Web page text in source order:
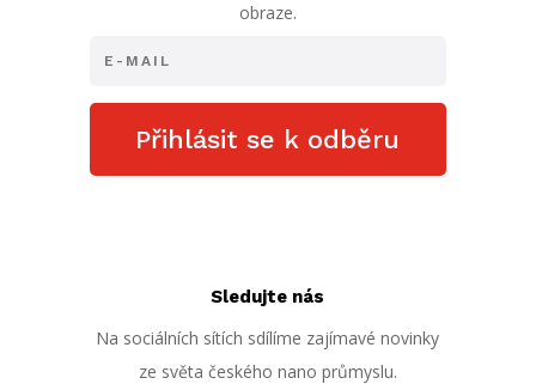
obraze.
Přihlásit se k odběru
Sledujte nás
Na sociálních sítích sdílíme zajímavé novinky
ze světa českého nano průmyslu.